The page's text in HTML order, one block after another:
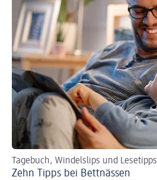
Tagebuch, Windelslips und Lesetipps
Zehn Tipps bei Bettnässen